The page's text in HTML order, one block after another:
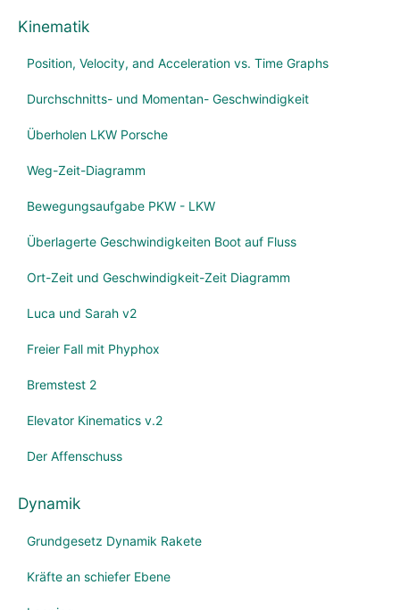
Kinematik
Position, Velocity, and Acceleration vs. Time Graphs
Durchschnitts- und Momentan- Geschwindigkeit
Überholen LKW Porsche
Weg-Zeit-Diagramm
Bewegungsaufgabe PKW - LKW
Überlagerte Geschwindigkeiten Boot auf Fluss
Ort-Zeit und Geschwindigkeit-Zeit Diagramm
Luca und Sarah v2
Freier Fall mit Phyphox
Bremstest 2
Elevator Kinematics v.2
Der Affenschuss
Dynamik
Grundgesetz Dynamik Rakete
Kräfte an schiefer Ebene